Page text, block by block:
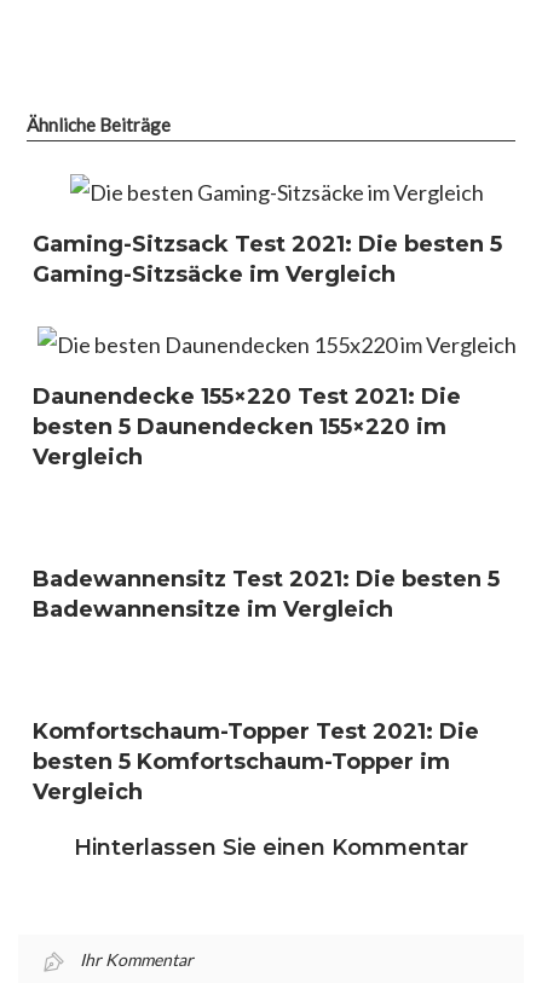
Ähnliche Beiträge
Gaming-Sitzsack Test 2021: Die besten 5
Gaming-Sitzsäcke im Vergleich
Daunendecke 155×220 Test 2021: Die
besten 5 Daunendecken 155×220 im
Vergleich
Badewannensitz Test 2021: Die besten 5
Badewannensitze im Vergleich
Komfortschaum-Topper Test 2021: Die
besten 5 Komfortschaum-Topper im
Vergleich
Hinterlassen Sie einen Kommentar